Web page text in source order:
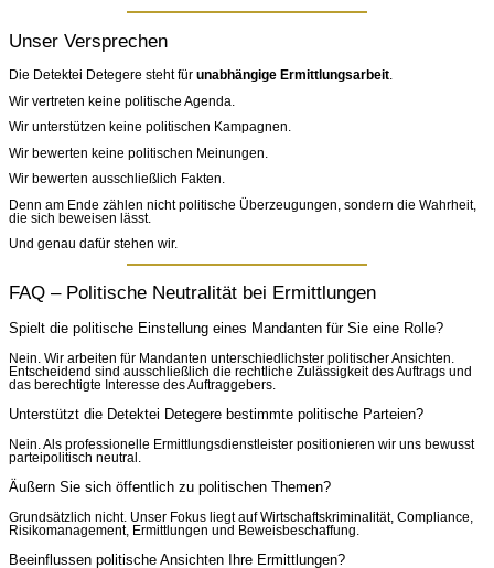
Unser Versprechen
Die Detektei Detegere steht für unabhängige Ermittlungsarbeit
Wir vertreten keine politische Agenda.
Wir unterstützen keine politischen Kampagnen.
Wir bewerten keine politischen Meinungen.
Wir bewerten ausschließlich Fakten.
Denn am Ende zählen nicht politische Überzeugungen, sondern die Wahrheit,
die sich beweisen lässt.
Und genau dafür stehen wir.
FAQ – Politische Neutralität bei Ermittlungen
Spielt die politische Einstellung eines Mandanten für Sie eine Rolle?
Nein. Wir arbeiten für Mandanten unterschiedlichster politischer Ansichten.
Entscheidend sind ausschließlich die rechtliche Zulässigkeit des Auftrags und
das berechtigte Interesse des Auftraggebers.
Unterstützt die Detektei Detegere bestimmte politische Parteien?
Nein. Als professionelle Ermittlungsdienstleister positionieren wir uns bewusst
parteipolitisch neutral.
Äußern Sie sich öffentlich zu politischen Themen?
Grundsätzlich nicht. Unser Fokus liegt auf Wirtschaftskriminalität, Compliance,
Risikomanagement, Ermittlungen und Beweisbeschaffung.
Beeinflussen politische Ansichten Ihre Ermittlungen?